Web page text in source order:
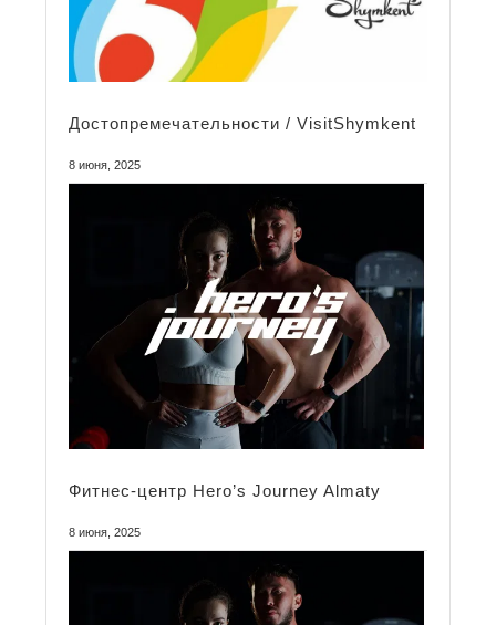
Достопремечательности / VisitShymkent
8 июня, 2025
Фитнес-центр Hero’s Journey Almaty
8 июня, 2025